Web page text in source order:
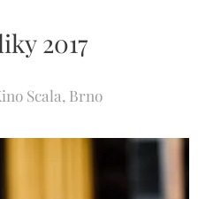
2017
Scala, Brno